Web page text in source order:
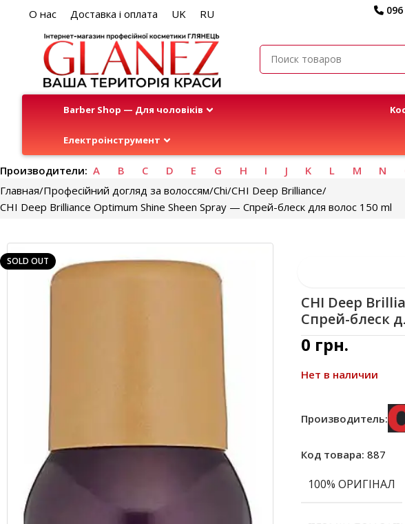
О нас Доставка і оплата UK RU
Barber Shop — Для чоловіків
Електроінструмент
Производители: A B C D E G H I J K L M N
Главная Професійний догляд за волоссям Chi CHI Deep Brilliance
CHI Deep Brilliance Optimum Shine Sheen Spray — Спрей-блеск для волос 150 ml
SOLD OUT
CHI Deep
Спрей-блеск
0 грн.
Нет в наличии
Производитель:
Код товара: 887
100% ОРИГІНАЛ